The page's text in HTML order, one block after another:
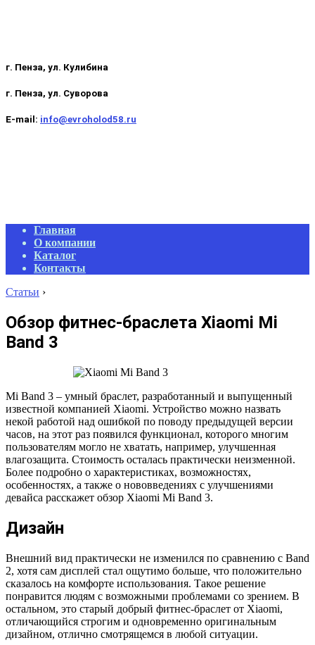
г. Пенза, ул. Кулибина
г. Пенза, ул. Суворова
E-mail: info@evroholod58.ru
Primary
Navigation
Menu
Главная
О компании
Каталог
Контакты
Статьи ›
Обзор фитнес-браслета Xiaomi Mi
Band 3
Mi Band 3 – умный браслет, разработанный и выпущенный
известной компанией Xiaomi. Устройство можно назвать
некой работой над ошибкой по поводу предыдущей версии
часов, на этот раз появился функционал, которого многим
пользователям могло не хватать, например, улучшенная
влагозащита. Стоимость осталась практически неизменной.
Более подробно о характеристиках, возможностях,
особенностях, а также о нововведениях с улучшениями
девайса расскажет обзор Xiaomi Mi Band 3.
Дизайн
Внешний вид практически не изменился по сравнению c Band
2, хотя сам дисплей стал ощутимо больше, что положительно
сказалось на комфорте использования. Такое решение
понравится людям с возможными проблемами со зрением. В
остальном, это старый добрый фитнес-браслет от Xiaomi,
отличающийся строгим и одновременно оригинальным
дизайном, отлично смотрящемся в любой ситуации.